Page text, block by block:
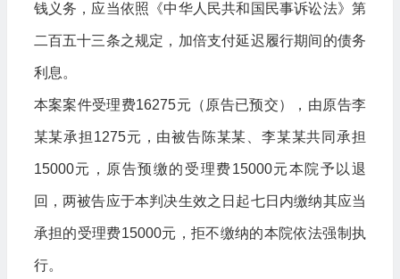
钱义务，应当依照《中华人民共和国民事诉讼法》第
二百五十三条之规定，加倍支付延迟履行期间的债务
利息。
本案案件受理费16275元（原告已预交），由原告李
某某承担1275元，由被告陈某某、李某某共同承担
15000元，原告预缴的受理费15000元本院予以退
回，两被告应于本判决生效之日起七日内缴纳其应当
承担的受理费15000元，拒不缴纳的本院依法强制执
行。